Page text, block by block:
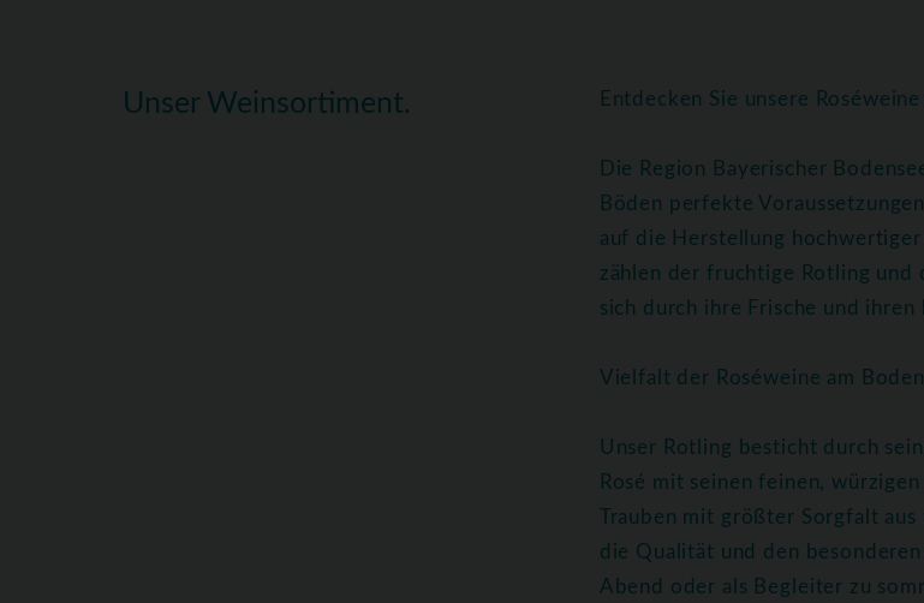
Unser Weinsortiment. Entdecken Sie unsere
Die Region Bayerischer
Böden perfekte
auf die Herstellung
zählen der fruchtige Rotling und
sich durch ihre Frische und
Vielfalt der Roséweine am
Unser Rotling besticht durch
Rosé mit seinen feinen,
Trauben mit größter Sorgfalt
die Qualität und den
Abend oder als Begleiter zu